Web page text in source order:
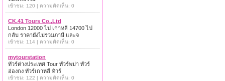
เข้าชม: 120 | ความคิดเห็น: 0
CK.41 Tours Co.,Ltd
London 12000 ไป เกาหลี 14700 ไป
กลับ ราคายังไม่รวมภาษี และจ
เข้าชม: 114 | ความคิดเห็น: 0
mytourstation
ทัวร์ต่างประเทศ Tour ทัวร์พม่า ทัวร์
ฮ่องกง ทัวร์เกาหลี ทัวร์
เข้าชม: 122 | ความคิดเห็น: 0